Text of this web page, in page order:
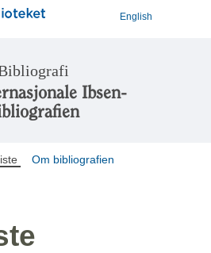
English
Ibsen-
Om bibliografien